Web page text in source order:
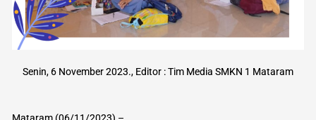
Senin, 6 November 2023., Editor : Tim Media SMKN 1 Mataram